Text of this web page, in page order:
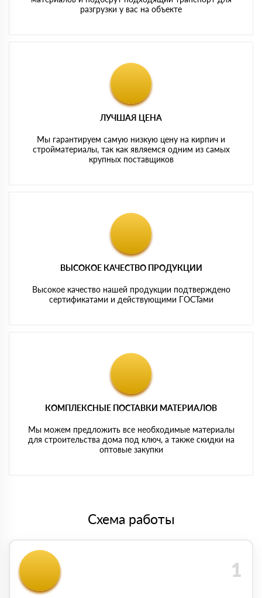
разгрузки у вас на объекте
ЛУЧШАЯ ЦЕНА
Мы гарантируем самую низкую цену на кирпич и
стройматериалы, так как являемся одним из самых
крупных поставщиков
ВЫСОКОЕ КАЧЕСТВО ПРОДУКЦИИ
Высокое качество нашей продукции подтверждено
сертификатами и действующими ГОСТами
КОМПЛЕКСНЫЕ ПОСТАВКИ МАТЕРИАЛОВ
Мы можем предложить все необходимые материалы
для строительства дома под ключ, а также скидки на
оптовые закупки
Схема работы